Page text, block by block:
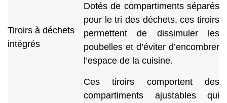
Tiroirs à déchets
intégrés
Dotés de compartiments séparés
pour le tri des déchets, ces tiroirs
permettent de dissimuler les
poubelles et d’éviter d’encombrer
l’espace de la cuisine.
Ces tiroirs comportent des
compartiments ajustables qui